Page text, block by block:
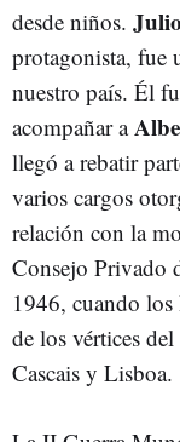
desde niños.
protagonista, fue
nuestro país. Él
acompañar a
llegó a rebatir
varios cargos
relación con la
Consejo Privado
1946, cuando
de los vértices
Cascais y Lisboa.